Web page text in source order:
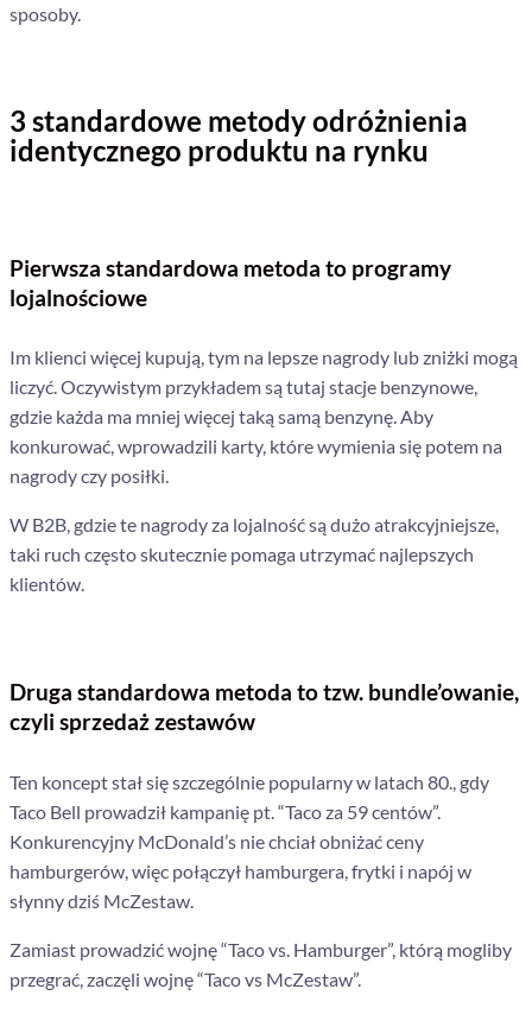
sposoby.
3 standardowe metody odróżnienia
identycznego produktu na rynku
Pierwsza standardowa metoda to programy
lojalnościowe
Im klienci więcej kupują, tym na lepsze nagrody lub zniżki mogą
liczyć. Oczywistym przykładem są tutaj stacje benzynowe,
gdzie każda ma mniej więcej taką samą benzynę. Aby
konkurować, wprowadzili karty, które wymienia się potem na
nagrody czy posiłki.
W B2B, gdzie te nagrody za lojalność są dużo atrakcyjniejsze,
taki ruch często skutecznie pomaga utrzymać najlepszych
klientów.
Druga standardowa metoda to tzw. bundle’owanie,
czyli sprzedaż zestawów
Ten koncept stał się szczególnie popularny w latach 80., gdy
Taco Bell prowadził kampanię pt. “Taco za 59 centów”.
Konkurencyjny McDonald’s nie chciał obniżać ceny
hamburgerów, więc połączył hamburgera, frytki i napój w
słynny dziś McZestaw.
Zamiast prowadzić wojnę “Taco vs. Hamburger”, którą mogliby
przegrać, zaczęli wojnę “Taco vs McZestaw”.